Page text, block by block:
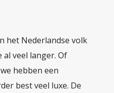
het Nederlandse volk
al veel langer. Of
hebben een
best veel luxe. De